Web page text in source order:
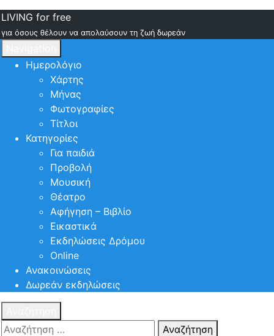
LIVING for free
για όσους θέλουν να απολαύσουν τη ζωή δωρεάν
Ημερολόγιο
Χάρτης
Μήνας
Φωτογραφίες
Τίτλοι
Κατηγορίες
Για παιδιά
Προβολή
Μουσική
Θέατρο
Αφήγηση – Βιβλίο
Εικαστικά
Εκδηλώσεις Δρόμου
Online
Ανακοινώσεις
Δωρεάν εκδηλώσεις
Αναζήτηση